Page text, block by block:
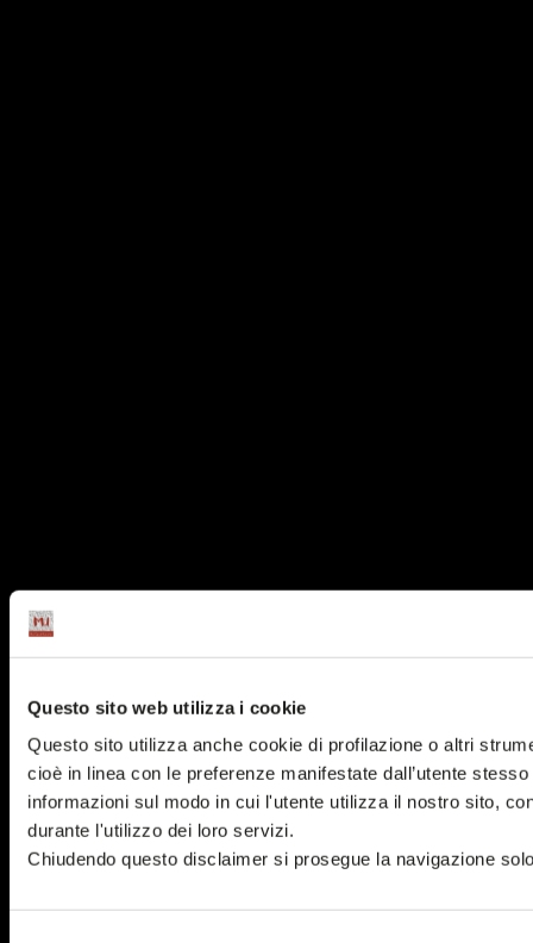
Questo sito web utilizza i cookie
Questo sito utilizza anche cookie di profilazione o altri
cioè in linea con le preferenze manifestate dall’utente
informazioni sul modo in cui l'utente utilizza il nostro sito,
durante l'utilizzo dei loro servizi.
Chiudendo questo disclaimer si prosegue la navigazione